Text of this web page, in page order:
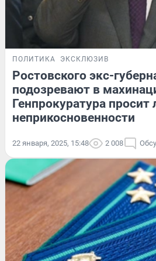
ПОЛИТИКА ЭКСКЛЮЗИВ
Ростовского экс-
подозревают в
Генпрокуратура просит
неприкосновенности
22 января, 2025, 15:48 2 008